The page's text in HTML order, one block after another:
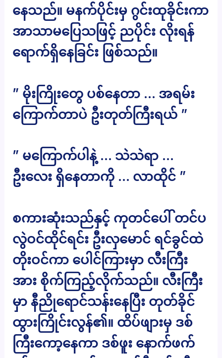
နေသည်။ မနက်ပိုင်းမှ ဂွင်းထုခိုင်းကာ
အာသာမပြေသဖြင့် ညပိုင်း လိုးရန်
ရောက်ရှိနေခြင်း ဖြစ်သည်။
” မိုးကြိုးတွေ ပစ်နေတာ … အရမ်း
ကြောက်တာပဲ ဦးတုတ်ကြီးရယ် ”
” မကြောက်ပါနဲ့ … သဲသဲရာ …
ဦးလေး ရှိနေတာကို … လာထိုင် ”
စကားဆုံးသည်နှင့် ကုတင်ပေါ် တင်ပ
လွဲဝင်ထိုင်ရင်း ဦးလှမောင် ရင်ခွင်ထဲ
တိုးဝင်ကာ ပေါင်ကြားမှာ လီးကြီး
အား စိုက်ကြည့်လိုက်သည်။ လီးကြီး
မှာ နီညိုရောင်သန်းနေပြီး တုတ်ခိုင်
ထွားကြိုင်းလွန်၏။ ထိပ်ဖျားမှ ဒစ်
ကြီးကော့နေကာ ဒစ်ဖူး နောက်ဖက်